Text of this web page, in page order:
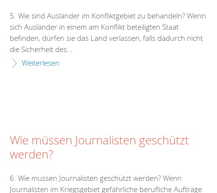
5. Wie sind Ausländer im Konfliktgebiet zu behandeln? Wenn
sich Ausländer in einem am Konflikt beteiligten Staat
befinden, dürfen sie das Land verlassen, falls dadurch nicht
die Sicherheit des...
Weiterlesen
Wie müssen Journalisten geschützt
werden?
6. Wie müssen Journalisten geschützt werden? Wenn
Journalisten im Kriegsgebiet gefährliche berufliche Aufträge